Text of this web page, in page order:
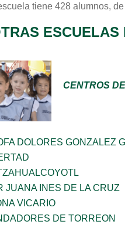
tiene 428 alumnos,
ESCUELAS
CENTROS
DOLORES GONZALEZ
JUANA INES DE LA CRUZ
VICARIO
DE TORREON